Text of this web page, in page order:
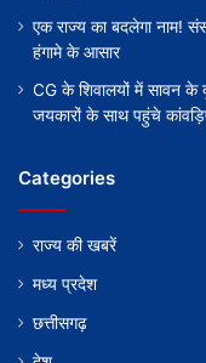
एक राज्य का बदलेगा नाम!
हंगामे के आसार
CG के शिवालयों में सावन के
जयकारों के साथ पहुंचे
Categories
राज्य की खबरें
मध्य प्रदेश
छत्तीसगढ़